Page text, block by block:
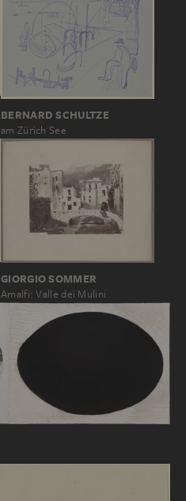
BERNARD SCHULTZE
am Zürich See
GIORGIO SOMMER
Amalfi: Valle dei Mulini